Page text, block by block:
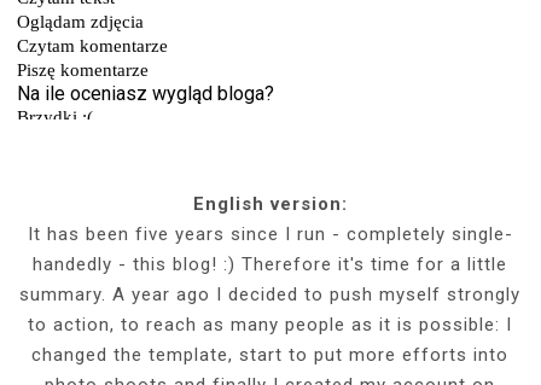
English version:
It has been five years since I run - completely single-
handedly - this blog! :) Therefore it's time for a little
summary. A year ago I decided to push myself strongly
to action, to reach as many people as it is possible: I
changed the template, start to put more efforts into